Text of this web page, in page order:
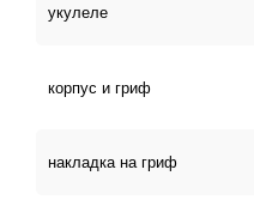
укулеле
корпус и гриф
накладка на гриф